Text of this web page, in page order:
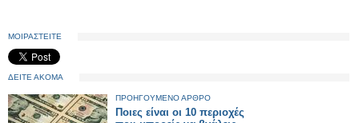
ΜΟΙΡΑΣΤΕΙΤΕ
ΔΕΙΤΕ ΑΚΟΜΑ
ΠΡΟΗΓΟΥΜΕΝΟ ΑΡΘΡΟ
Ποιες είναι οι 10 περιοχές